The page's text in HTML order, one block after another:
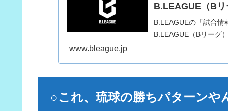
B.LEAGUE（B
B.LEAGUEの「試合
B.LEAGUE（Bリーグ
www.bleague.jp
○これ、琉球の勝ちパターン